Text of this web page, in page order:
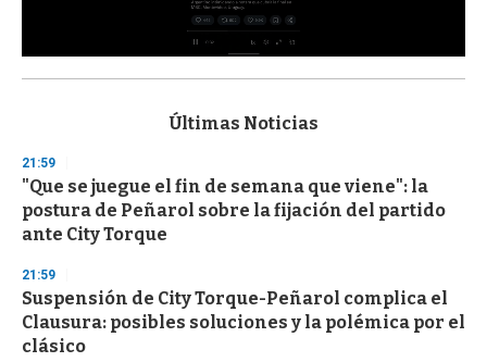
s
d
s
o
f
3
s
e
c
o
n
Últimas Noticias
21:59
"Que se juegue el fin de semana que viene": la
postura de Peñarol sobre la fijación del partido
ante City Torque
21:59
Suspensión de City Torque-Peñarol complica el
Clausura: posibles soluciones y la polémica por el
clásico